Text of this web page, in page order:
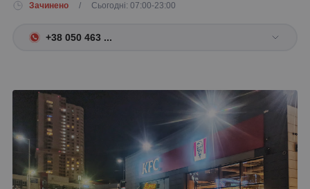
Зачинено
/ Сьогодні: 07:00-23:00
+38 050 463 ...